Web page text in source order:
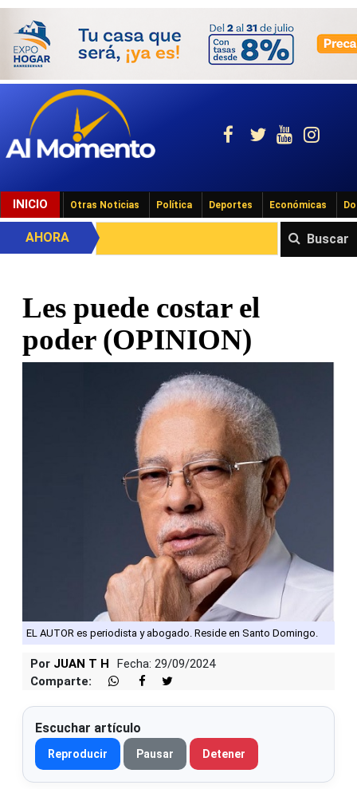
INICIO Otras Noticias Política Deportes Económicas
Buscar
AHORA
Les puede costar el
poder (OPINION)
EL AUTOR es periodista y abogado. Reside en Santo Domingo.
Por JUAN T H
Fecha: 29/09/2024
Comparte:
Escuchar artículo
Reproducir Pausar Detener